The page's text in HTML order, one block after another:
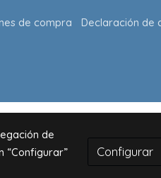
de compra Declaración de
de
“Configurar”
Configurar